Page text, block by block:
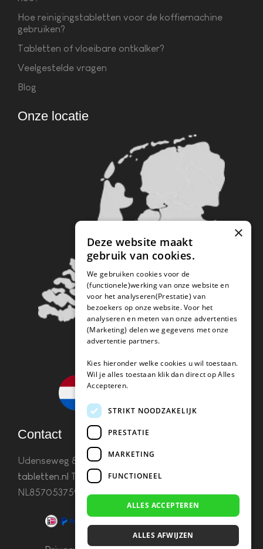
Hoe reinigingstabletten voor de koffiemachine
gebruiken?
Tabletten of vloeibare ontkalker?
Veelgestelde vragen
Blog
Onze locatie
Contact
Udenseweg 8B 5405 PA Udeninfo(@)koffie-
tabletten.nl Tel. 085 782 5578KvK 67529623 Btw:
NL857053759B01
×
Deze website maakt
gebruik van cookies.
We gebruiken cookies voor de
(functionele)werking van onze website en
voor het analyseren(Prestatie) van
bezoekers op onze website. Voor het
analyseren en meten van onze advertenties
(Marketing) delen we gegevens met onze
advertentie partners.
Kies hieronder welke cookies u wil toestaan.
Wil je alles toestaan klik dan direct op Alles
Accepteren.
STRIKT NOODZAKELIJK
PRESTATIE
MARKETING
FUNCTIONEEL
ALLES ACCEPTEREN
ALLES AFWIJZEN